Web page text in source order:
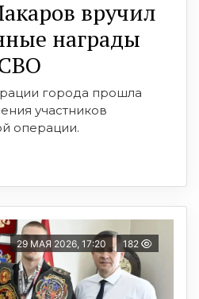
вручил
награды
города прошла
участников
операции.
29 МАЯ 2026, 17:20 182